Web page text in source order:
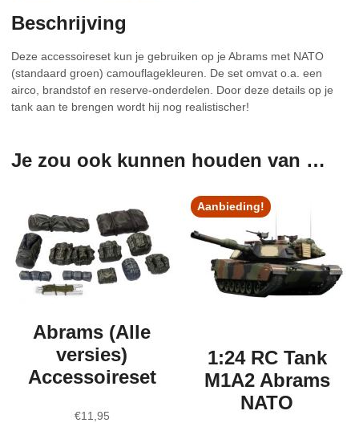
Beschrijving
Deze accessoireset kun je gebruiken op je Abrams met NATO
(standaard groen) camouflagekleuren. De set omvat o.a. een
airco, brandstof en reserve-onderdelen. Door deze details op je
tank aan te brengen wordt hij nog realistischer!
Je zou ook kunnen houden van …
Abrams (Alle
versies)
Accessoireset
€11,95
Aanbieding!
1:24 RC Tank
M1A2 Abrams
NATO